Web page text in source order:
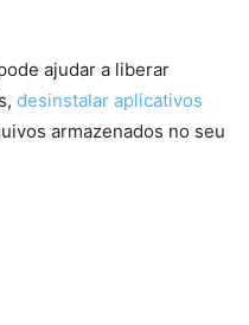
ajudar a liberar
desinstalar aplicativos
armazenados no seu